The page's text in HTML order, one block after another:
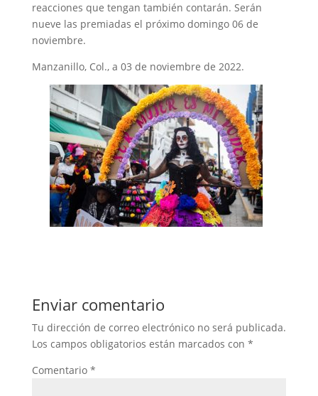
reacciones que tengan también contarán. Serán
nueve las premiadas el próximo domingo 06 de
noviembre.
Manzanillo, Col., a 03 de noviembre de 2022.
Enviar comentario
Tu dirección de correo electrónico no será publicada.
Los campos obligatorios están marcados con *
Comentario *